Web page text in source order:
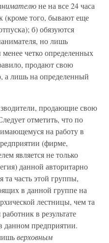
не на все 24 часа
(кроме того, бывают еще
б) обязуются
но лишь
четко определенных
продают свою
а лишь на определенный
продающие свою
отметить, что по
на работу в
(фирме,
является не только
данной авторитарно
часть этой группы,
в данной группе на
лестницы, чем та
в результате
данном предприятии.
верховным